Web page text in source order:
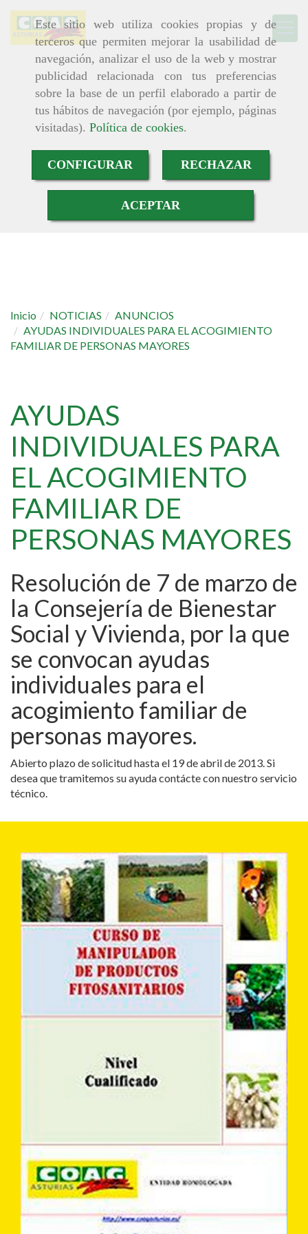
Este sitio web utiliza cookies propias y de
terceros que permiten mejorar la usabilidad de
navegación, analizar el uso de la web y mostrar
publicidad relacionada con tus preferencias
sobre la base de un perfil elaborado a partir de
tus hábitos de navegación (por ejemplo, páginas
visitadas). Política de cookies.
CONFIGURAR RECHAZAR
ACEPTAR
Inicio NOTICIAS
ANUNCIOS
AYUDAS INDIVIDUALES PARA EL ACOGIMIENTO
FAMILIAR DE PERSONAS MAYORES
AYUDAS
INDIVIDUALES PARA
EL ACOGIMIENTO
FAMILIAR DE
PERSONAS MAYORES
Resolución de 7 de marzo de
la Consejería de Bienestar
Social y Vivienda, por la que
se convocan ayudas
individuales para el
acogimiento familiar de
personas mayores.
Abierto plazo de solicitud hasta el 19 de abril de 2013. Si
desea que tramitemos su ayuda contácte con nuestro servicio
técnico.